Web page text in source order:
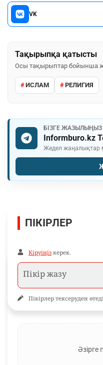
VK
Тақырыпқа қатысты
Осы тақырыптар бойынша
ИСЛАМ РЕЛИГИЯ
БІЗГЕ ЖАЗЫЛЫҢЫЗ
Informburo.kz
Жедел жаңалықтар
ПІКІРЛЕР
Кіруіңіз керек.
Пікірлер тексеруден
Әзірге